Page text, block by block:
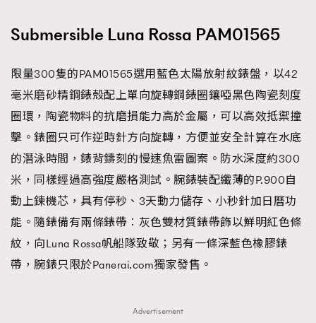
TRENDING
AFrenchMind
DressLikeAParisienne
EmpowerF
FashionWeek FigaroAesthetic
Submersible Luna Rossa PAM01565
限量300隻的PAM01565選用藍色太陽放射紋錶盤，以42
毫米磨砂精鋼錶殼配上單向旋轉鋼錶圈鑲啞黑色陶瓷刻度
圈環，陶瓷物料的抗磨損能力高於金屬，可以高效抵禦撞
擊。錶圈只可作逆時針方向旋轉，方便並安全計算在水底
的潛泳時間，錶背鑄刻的慢速魚雷圖案。防水深度約300
米，同樣經過高強度嚴格測試。腕錶裝配纖薄的P.900自
動上鍊機芯，具有停秒、3天動力儲存、小秒針加日曆功
能。隨錶備有兩條錶帶︰灰色雙材質錶帶飾以鮮明紅色條
紋，向Luna Rossa帆船隊致敬；另有一條深藍色橡膠錶
帶，腕錶只限於Panerai.com獨家發售。
Advertisement